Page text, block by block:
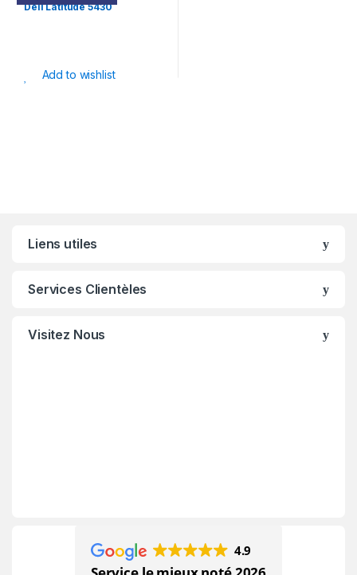
Dell Latitude 5430
Add to wishlist
Liens utiles
Services Clientèles
Visitez Nous
4.9